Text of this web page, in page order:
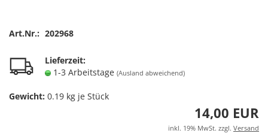
Art.Nr.: 202968
Lieferzeit:
1-3 Arbeitstage (Ausland abweichend)
Gewicht: 0.19 kg je Stück
14,00 EUR
inkl. 19% MwSt. zzgl. Versand